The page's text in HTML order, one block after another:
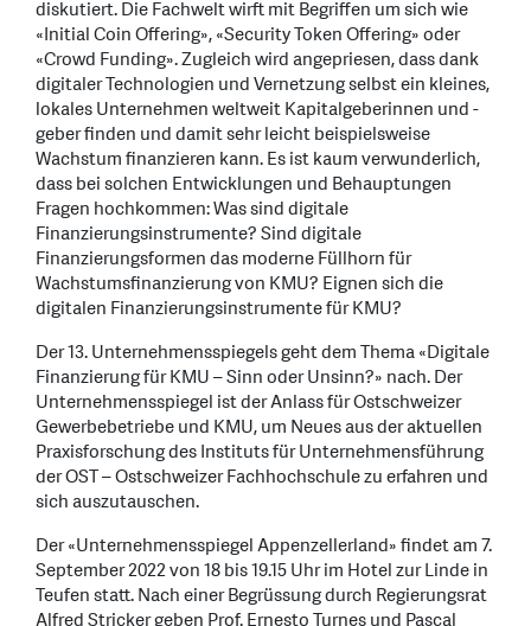
diskutiert. Die Fachwelt wirft mit Begriffen um sich wie
«Initial Coin Offering», «Security Token Offering» oder
«Crowd Funding». Zugleich wird angepriesen, dass dank
digitaler Technologien und Vernetzung selbst ein kleines,
lokales Unternehmen weltweit Kapitalgeberinnen und -
geber finden und damit sehr leicht beispielsweise
Wachstum finanzieren kann. Es ist kaum verwunderlich,
dass bei solchen Entwicklungen und Behauptungen
Fragen hochkommen: Was sind digitale
Finanzierungsinstrumente? Sind digitale
Finanzierungsformen das moderne Füllhorn für
Wachstumsfinanzierung von KMU? Eignen sich die
digitalen Finanzierungsinstrumente für KMU?
Der 13. Unternehmensspiegels geht dem Thema «Digitale
Finanzierung für KMU – Sinn oder Unsinn?» nach. Der
Unternehmensspiegel ist der Anlass für Ostschweizer
Gewerbebetriebe und KMU, um Neues aus der aktuellen
Praxisforschung des Instituts für Unternehmensführung
der OST – Ostschweizer Fachhochschule zu erfahren und
sich auszutauschen.
Der «Unternehmensspiegel Appenzellerland» findet am 7.
September 2022 von 18 bis 19.15 Uhr im Hotel zur Linde in
Teufen statt. Nach einer Begrüssung durch Regierungsrat
Alfred Stricker geben Prof. Ernesto Turnes und Pascal